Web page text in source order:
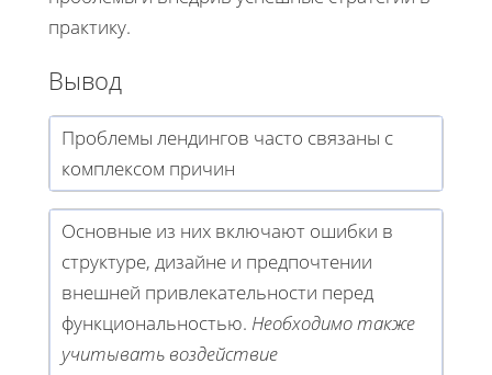
практику.
Вывод
Проблемы лендингов часто связаны с
комплексом причин
Основные из них включают ошибки в
структуре, дизайне и предпочтении
внешней привлекательности перед
функциональностью. Необходимо также
учитывать воздействие